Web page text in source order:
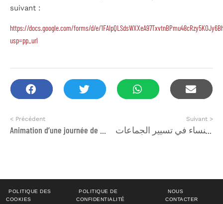
suivant :
https://docs.google.com/forms/d/e/
usp=pp_url
< Précédent Suivant >
لا لإجهاض حق النساء في تسيير الجماعات
POLITIQUE DES
COOKIES
POLITIQUE DE
CONFIDENTIALITÉ
NOUS
CONTACTER